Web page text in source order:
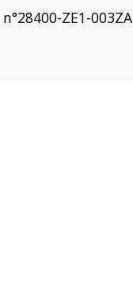
ZE1-003ZA